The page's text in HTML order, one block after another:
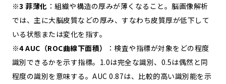
※3 菲薄化 ：組織や構造の厚みが薄くなること。脳画像解析
では、主に大脳皮質などの厚み、すなわち皮質厚が低下して
いる状態または変化を指す。
※4 AUC（ROC曲線下面積）
：検査や指標が対象をどの程度
識別できるかを示す指標。1.0は完全な識別、0.5は偶然と同
程度の識別を意味する。AUC 0.87は、比較的高い識別能を示